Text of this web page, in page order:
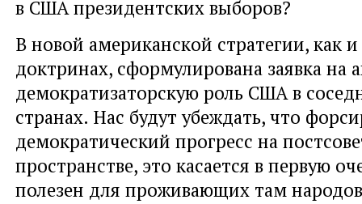
в США президентских выборов?
В новой американской стратегии, как
доктринах, сформулирована заявка на
демократизаторскую роль США в
странах. Нас будут убеждать, что
демократический прогресс на
пространстве, это касается в первую
полезен для проживающих там